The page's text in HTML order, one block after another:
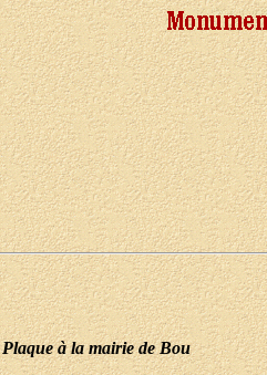
Plaque à la mairie de Bou